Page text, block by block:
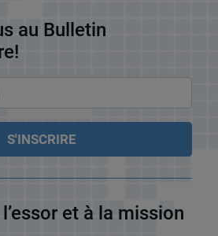
au Bulletin
et à la mission